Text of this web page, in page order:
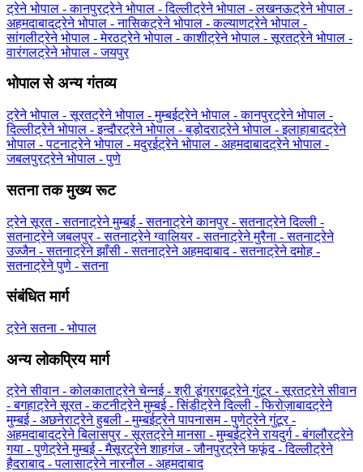
ट्रेने भोपाल - कानपुरट्रेने भोपाल - दिल्लीट्रेने भोपाल - लखनऊट्रेने भोपाल -
अहमदाबादट्रेने भोपाल - नासिकट्रेने भोपाल - कल्याणट्रेने भोपाल -
सांगलीट्रेने भोपाल - मेरठट्रेने भोपाल - काशीट्रेने भोपाल - सूरतट्रेने भोपाल -
वारंगलट्रेने भोपाल - जयपुर
भोपाल से अन्य गंतव्य
ट्रेने भोपाल - सूरतट्रेने भोपाल - मुम्बईट्रेने भोपाल - कानपुरट्रेने भोपाल -
दिल्लीट्रेने भोपाल - इन्दौरट्रेने भोपाल - बड़ोदराट्रेने भोपाल - इलाहाबादट्रेने
भोपाल - पटनाट्रेने भोपाल - मदुरईट्रेने भोपाल - अहमदाबादट्रेने भोपाल -
जबलपुरट्रेने भोपाल - पुणे
सतना तक मुख्य रूट
ट्रेने सूरत - सतनाट्रेने मुम्बई - सतनाट्रेने कानपुर - सतनाट्रेने दिल्ली -
सतनाट्रेने जबलपुर - सतनाट्रेने ग्‍वालियर - सतनाट्रेने मुरैना - सतनाट्रेने
उज्जैन - सतनाट्रेने झाँसी - सतनाट्रेने अहमदाबाद - सतनाट्रेने दमोह -
सतनाट्रेने पुणे - सतना
संबंधित मार्ग
ट्रेने सतना - भोपाल
अन्य लोकप्रिय मार्ग
ट्रेने सीवान - कोलकाताट्रेने चेन्नई - श्री डूंगरगढ़ट्रेने गुंटूर - सूरतट्रेने सीवान
- बगहाट्रेने सूरत - कटनीट्रेने मुम्बई - सिंडीट्रेने दिल्ली - फिरोज़ाबादट्रेने
मुम्बई - अछनेराट्रेने हुबली - मुम्बईट्रेने पापनासम - पुणेट्रेने गुंटूर -
अहमदाबादट्रेने बिलासपुर - सूरतट्रेने मानसा - मुम्बईट्रेने रायदुर्ग - बंगलौरट्रेने
गया - पुणेट्रेने मुम्बई - मैसूरट्रेने शाहगंज - जौनपुरट्रेने फफूंद - दिल्लीट्रेने
हैदराबाद - पलासाट्रेने नारनौल - अहमदाबाद